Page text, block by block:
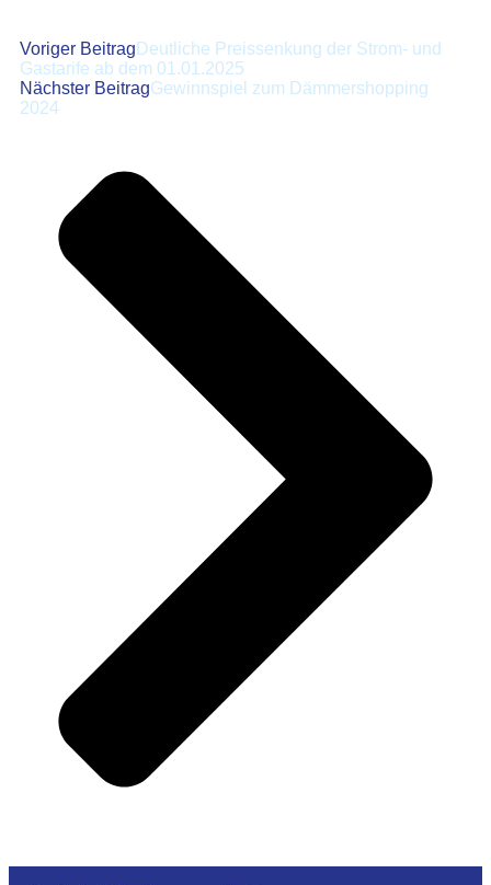
Voriger Beitrag Deutliche Preissenkung der Strom- und
Gastarife ab dem 01.01.2025
Nächster BeitragGewinnspiel zum Dämmershopping
2024